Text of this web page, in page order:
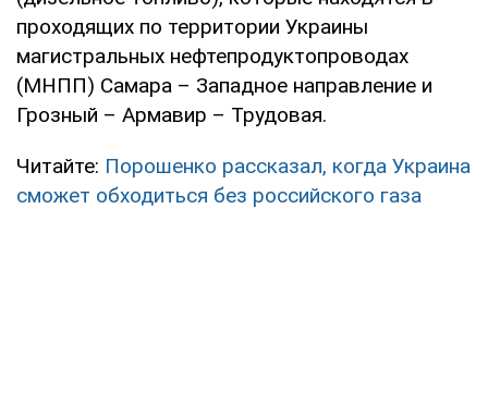
проходящих по территории Украины
магистральных нефтепродуктопроводах
(МНПП) Самара – Западное направление и
Грозный – Армавир – Трудовая.
Читайте: Порошенко рассказал, когда Украина
сможет обходиться без российского газа